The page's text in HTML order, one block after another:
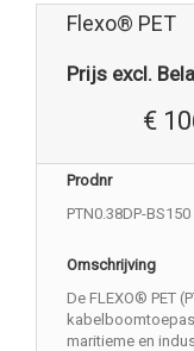
Flexo® PET
Prijs excl.
€
Prodnr
PTN0.38DP-BS150
Omschrijving
De FLEXO® PET
maritieme en